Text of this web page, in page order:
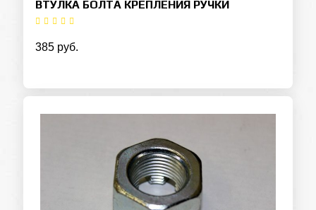
ВТУЛКА БОЛТА КРЕПЛЕНИЯ РУЧКИ
385 руб.